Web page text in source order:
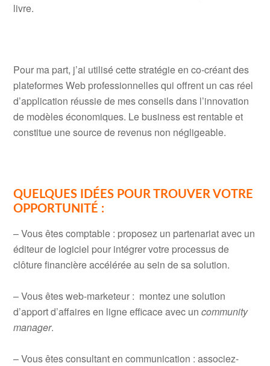
livre.
Pour ma part, j’ai utilisé cette stratégie en co-créant des
plateformes Web professionnelles qui offrent un cas réel
d’application réussie de mes conseils dans l’innovation
de modèles économiques. Le business est rentable et
constitue une source de revenus non négligeable.
QUELQUES IDÉES POUR TROUVER VOTRE
OPPORTUNITÉ :
– Vous êtes comptable : proposez un partenariat avec un
éditeur de logiciel pour intégrer votre processus de
clôture financière accélérée au sein de sa solution.
– Vous êtes web-marketeur : montez une solution
d’apport d’affaires en ligne efficace avec uncommunity
manager.
– Vous êtes consultant en communication : associez-